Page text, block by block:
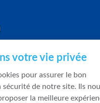
votre vie privée
pour assurer le bon
de notre site. Ils
la meilleure